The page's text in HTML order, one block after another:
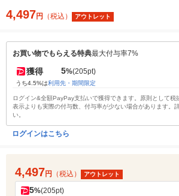
4,497円 （税込） アウトレット
お買い物でもらえる特典最大付与率7%
獲得 5%(205pt)
うち4.5%は利用先・期間限定
ログイン&全額PayPay支払いで獲得できます。原則として税
表示よりも実際の付与数、付与率が少ない場合があります。
い。
ログインはこちら
4,497円 （税込） アウトレット
5%(205pt)